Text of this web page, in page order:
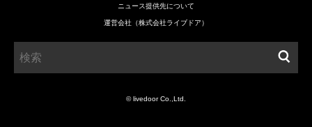
ニュース提供先について
運営会社（株式会社ライブドア）
© livedoor Co.,Ltd.